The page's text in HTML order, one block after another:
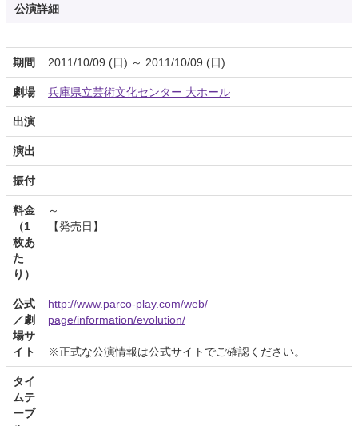
公演詳細
期間 2011/10/09 (日) ～ 2011/10/09 (日)
劇場 兵庫県立芸術文化センター 大ホール
出演
演出
振付
料金
（1
枚あ
た
り）
～
【発売日】
公式
／劇
場サ
イト
http://www.parco-play.com/web/
page/information/evolution/
※正式な公演情報は公式サイトでご確認ください。
タイ
ムテ
ーブ